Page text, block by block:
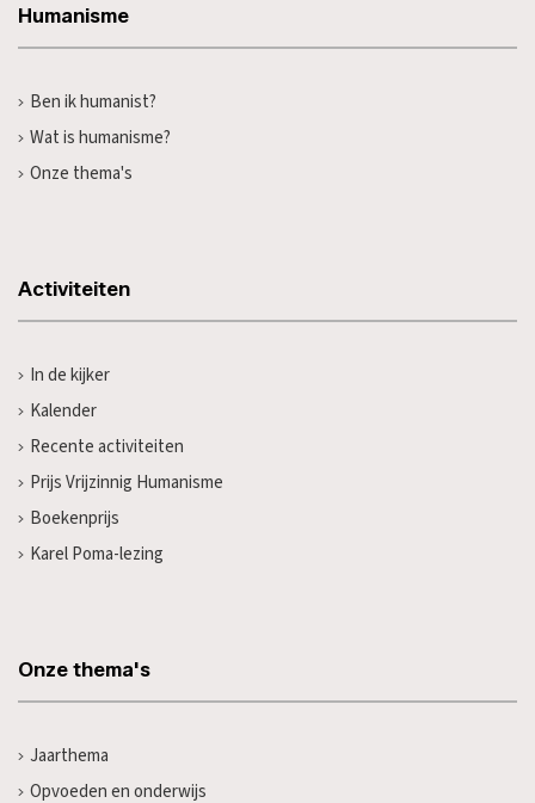
Humanisme
Ben ik humanist?
Wat is humanisme?
Onze thema's
Activiteiten
In de kijker
Kalender
Recente activiteiten
Prijs Vrijzinnig Humanisme
Boekenprijs
Karel Poma-lezing
Onze thema's
Jaarthema
Opvoeden en onderwijs